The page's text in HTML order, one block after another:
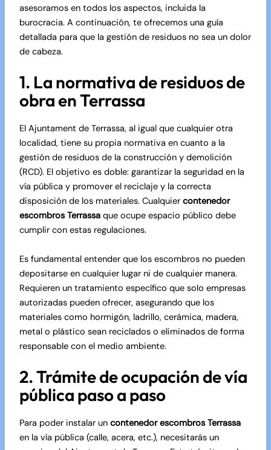
asesoramos en todos los aspectos, incluida la
burocracia. A continuación, te ofrecemos una guía
detallada para que la gestión de residuos no sea un dolor
de cabeza.
1. La normativa de residuos de
obra en Terrassa
El Ajuntament de Terrassa, al igual que cualquier otra
localidad, tiene su propia normativa en cuanto a la
gestión de residuos de la construcción y demolición
(RCD). El objetivo es doble: garantizar la seguridad en la
vía pública y promover el reciclaje y la correcta
disposición de los materiales. Cualquier contenedor
escombros Terrassaque ocupe espacio público debe
cumplir con estas regulaciones.
Es fundamental entender que los escombros no pueden
depositarse en cualquier lugar ni de cualquier manera.
Requieren un tratamiento específico que solo empresas
autorizadas pueden ofrecer, asegurando que los
materiales como hormigón, ladrillo, cerámica, madera,
metal o plástico sean reciclados o eliminados de forma
responsable con el medio ambiente.
2. Trámite de ocupación de vía
pública paso a paso
Para poder instalar un contenedor escombros Terrassa
en la vía pública (calle, acera, etc.), necesitarás un